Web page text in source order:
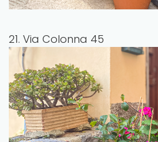
21. Via Colonna 45